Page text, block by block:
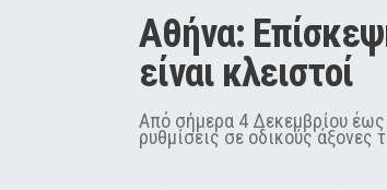
Agenda
Αθήνα:
είναι κλειστοί
Από σήμερα 4 Δεκεμβρίου έως
ρυθμίσεις σε οδικούς άξονες